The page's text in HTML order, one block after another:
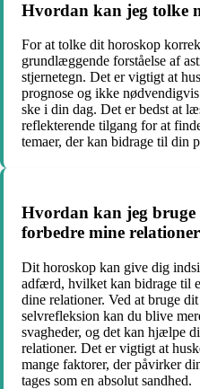
Hvordan kan jeg tolke
For at tolke dit horoskop
grundlæggende forståelse af
stjernetegn. Det er vigtigt at
prognose og ikke
ske i din dag. Det er bedst at
reflekterende tilgang for at
temaer, der kan bidrage til din
Hvordan kan jeg
forbedre mine
Dit horoskop kan give dig
adfærd, hvilket kan bidrage til
dine relationer. Ved at bruge
selvrefleksion kan du blive
svagheder, og det kan hjælpe
relationer. Det er vigtigt at
mange faktorer, der påvirker
tages som en absolut sandhed.